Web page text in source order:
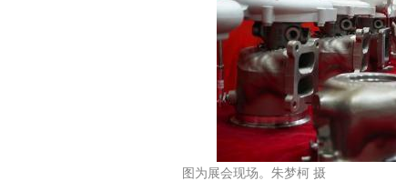
图为展会现场。朱梦柯 摄